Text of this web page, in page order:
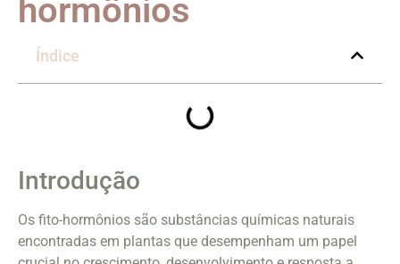
hormônios
Índice
Introdução
Os fito-hormônios são substâncias químicas naturais
encontradas em plantas que desempenham um papel